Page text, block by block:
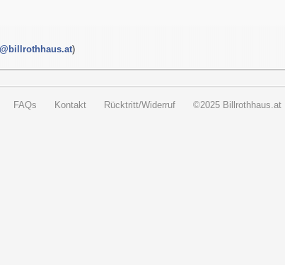
)
FAQs Kontakt Rücktritt/Widerruf ©2025 Billrothhaus.at